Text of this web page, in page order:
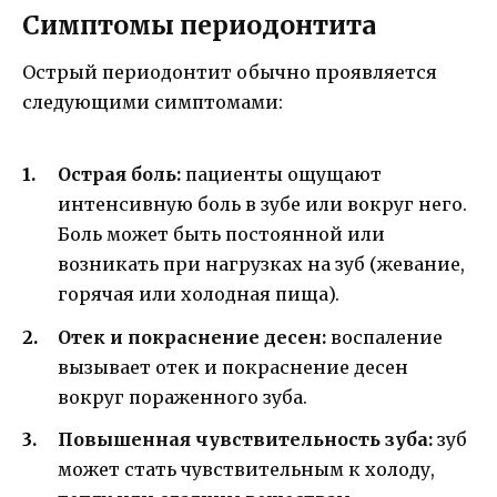
Симптомы периодонтита
Острый периодонтит обычно проявляется
следующими симптомами:
Острая боль: пациенты ощущают
интенсивную боль в зубе или вокруг него.
Боль может быть постоянной или
возникать при нагрузках на зуб (жевание,
горячая или холодная пища).
Отек и покраснение десен: воспаление
вызывает отек и покраснение десен
вокруг пораженного зуба.
Повышенная чувствительность зуба: зуб
может стать чувствительным к холоду,